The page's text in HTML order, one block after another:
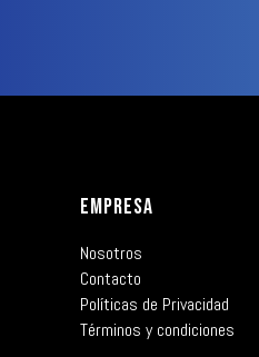
EMPRESA
Nosotros
Contacto
Políticas de Privacidad
Términos y condiciones